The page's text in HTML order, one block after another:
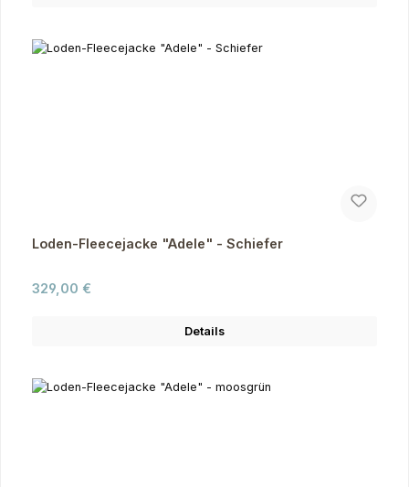
Loden-Fleecejacke "Adele" - Schiefer
Regulärer Preis:
329,00 €
Details